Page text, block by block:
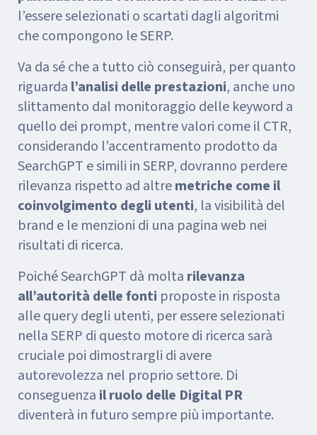
l’essere selezionati o scartati dagli algoritmi
che compongono le SERP.
Va da sé che a tutto ciò conseguirà, per quanto
riguarda l’analisi delle prestazioni, anche uno
slittamento dal monitoraggio delle keyword a
quello dei prompt, mentre valori come il CTR,
considerando l’accentramento prodotto da
SearchGPT e simili in SERP, dovranno perdere
rilevanza rispetto ad altremetriche come il
coinvolgimento degli utenti, la visibilità del
brand e le menzioni di una pagina web nei
risultati di ricerca.
Poiché SearchGPT dà molta rilevanza
all’autorità delle fonti proposte in risposta
alle query degli utenti, per essere selezionati
nella SERP di questo motore di ricerca sarà
cruciale poi dimostrargli di avere
autorevolezza nel proprio settore. Di
conseguenza il ruolo delle Digital PR
diventerà in futuro sempre più importante.